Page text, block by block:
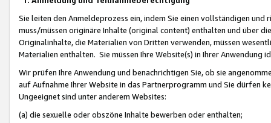
Sie leiten den Anmeldeprozess ein, indem Sie einen vollständigen
muss/müssen originäre Inhalte (original content) enthalten und über
Originalinhalte, die Materialien von Dritten verwenden, müssen
Materialien enthalten. Sie müssen Ihre Website(s) in Ihrer Anwendung
Wir prüfen Ihre Anwendung und benachrichtigen Sie, ob sie
auf Aufnahme Ihrer Website in das Partnerprogramm und Sie dürfen
Ungeeignet sind unter anderem Websites:
(a) die sexuelle oder obszöne Inhalte bewerben oder enthalten;